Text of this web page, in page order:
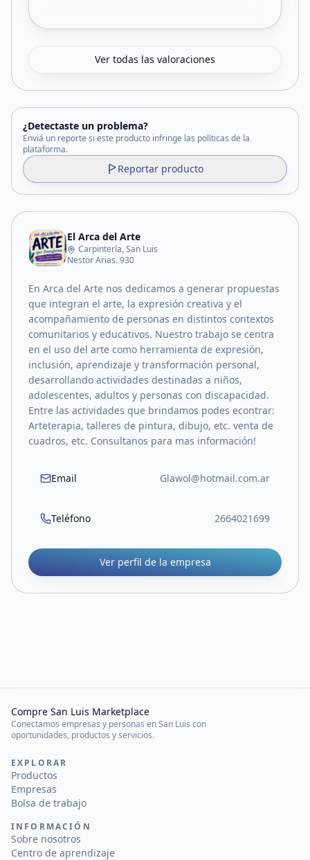
Ver todas las valoraciones
¿Detectaste un problema?
Enviá un reporte si este producto infringe las políticas de la
plataforma.
Reportar producto
El Arca del Arte
Carpintería, San Luis
Nestor Arias. 930
En Arca del Arte nos dedicamos a generar propuestas
que integran el arte, la expresión creativa y el
acompañamiento de personas en distintos contextos
comunitarios y educativos. Nuestro trabajo se centra
en el uso del arte como herramienta de expresión,
inclusión, aprendizaje y transformación personal,
desarrollando actividades destinadas a niños,
adolescentes, adultos y personas con discapacidad.
Entre las actividades que brindamos podes econtrar:
Arteterapia, talleres de pintura, dibujo, etc. venta de
cuadros, etc. Consultanos para mas información!
Email Glawol@hotmail.com.ar
Teléfono 2664021699
Ver perfil de la empresa
Compre San Luis Marketplace
Conectamos empresas y personas en San Luis con
oportunidades, productos y servicios.
EXPLORAR
Productos
Empresas
Bolsa de trabajo
INFORMACIÓN
Sobre nosotros
Centro de aprendizaje